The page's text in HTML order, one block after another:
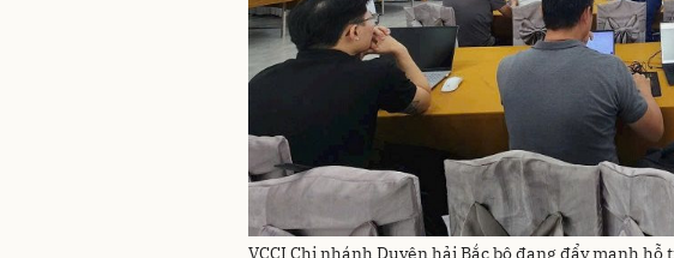
VCCI Chi nhánh Duyên hải Bắc bộ đang đẩy mạnh